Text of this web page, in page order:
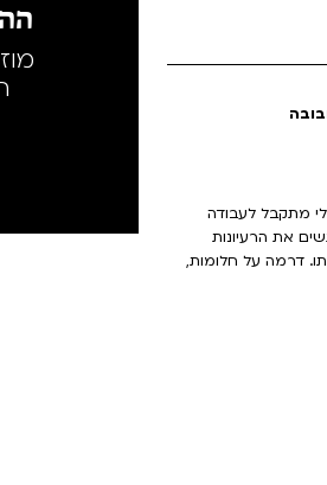
מתקבל לעבודה
את הרעיונות
דרמה על חלומות,